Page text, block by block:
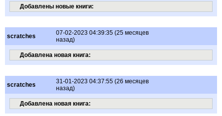
Добавлены новые книги:
scratches
07-02-2023 04:39:35 (25 месяцев
назад)
Добавлена новая книга:
scratches
31-01-2023 04:37:55 (26 месяцев
назад)
Добавлена новая книга: